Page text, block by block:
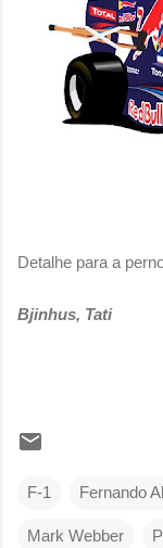
Detalhe para a
Bjinhus, Tati
F-1 Fernando
Mark Webber